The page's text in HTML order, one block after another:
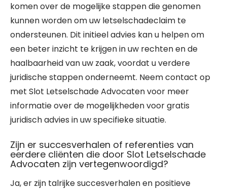
komen over de mogelijke stappen die genomen
kunnen worden om uw letselschadeclaim te
ondersteunen. Dit initieel advies kan u helpen om
een beter inzicht te krijgen in uw rechten en de
haalbaarheid van uw zaak, voordat u verdere
juridische stappen onderneemt. Neem contact op
met Slot Letselschade Advocaten voor meer
informatie over de mogelijkheden voor gratis
juridisch advies in uw specifieke situatie.
Zijn er succesverhalen of referenties van
eerdere cliënten die door Slot Letselschade
Advocaten zijn vertegenwoordigd?
Ja, er zijn talrijke succesverhalen en positieve